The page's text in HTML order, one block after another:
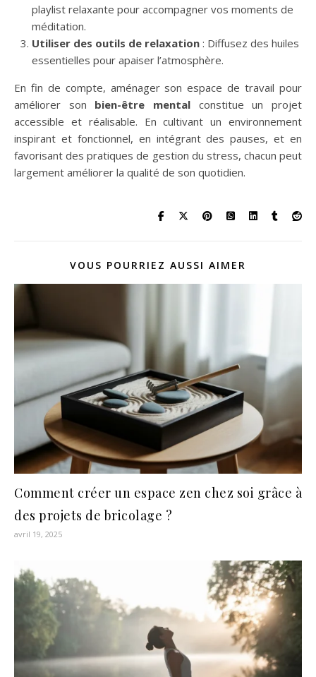
playlist relaxante pour accompagner vos moments de
méditation.
Utiliser des outils de relaxation : Diffusez des huiles
essentielles pour apaiser l’atmosphère.
En fin de compte, aménager son espace de travail pour
améliorer son bien-être mental constitue un projet
accessible et réalisable. En cultivant un environnement
inspirant et fonctionnel, en intégrant des pauses, et en
favorisant des pratiques de gestion du stress, chacun peut
largement améliorer la qualité de son quotidien.
VOUS POURRIEZ AUSSI AIMER
Comment créer un espace zen chez soi grâce à
des projets de bricolage ?
avril 19, 2025